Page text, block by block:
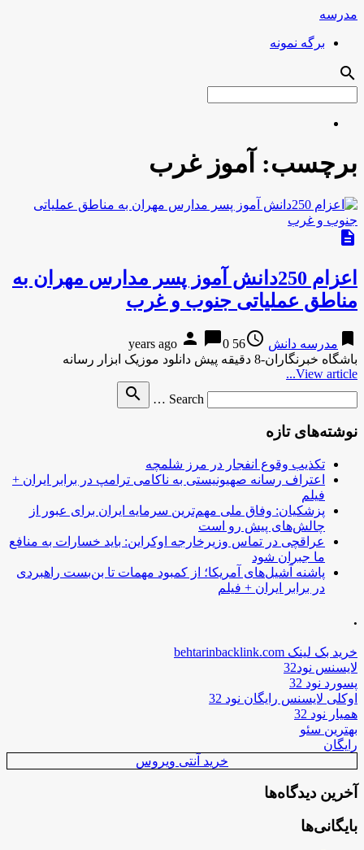
مدرسه
برگه نمونه
search
برچسب: آموز غرب
description
اعزام 250دانش آموز پسر مدارس مهران به
مناطق عملیاتی جنوب و غرب
bookmark مدرسه دانش access_time
56 years ago
person chat_bubble0
باشگاه خبرنگاران-8 دقیقه پیش دانلود موزیک ابزار رسانه
View article...
Search …
search
نوشته‌های تازه
تکذیب وقوع انفجار در مرز شلمچه
اعتراف رسانه صهیونیستی به ناکامی ترامپ در برابر ایران +
فیلم
پزشکیان: وفاق ملی مهم‌ترین سرمایه ایران برای عبور از
چالش‌های پیش رو است
عراقچی در تماس وزیرخارجه اوکراین: باید خسارات به منافع
ما جبران شود
پاشنه آشیل‌های آمریکا؛ از کمبود مهمات تا بن‌بست راهبردی
در برابر ایران + فیلم
.
خرید بک لینک behtarinbacklink.com
لایسنس نود32
پسورد نود 32
اوکلی لایسنس رایگان نود 32
همیار نود 32
بهترین سئو
رایگان
خرید آنتی ویروس
آخرین دیدگاه‌ها
بایگانی‌ها